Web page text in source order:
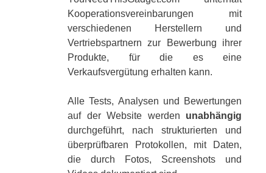
Kooperationsvereinbarungen mit
verschiedenen Herstellern und
Vertriebspartnern zur Bewerbung ihrer
Produkte, für die es eine
Verkaufsvergütung erhalten kann.
Alle Tests, Analysen und Bewertungen
auf der Website werden unabhängig
durchgeführt, nach strukturierten und
überprüfbaren Protokollen, mit Daten,
die durch Fotos, Screenshots und